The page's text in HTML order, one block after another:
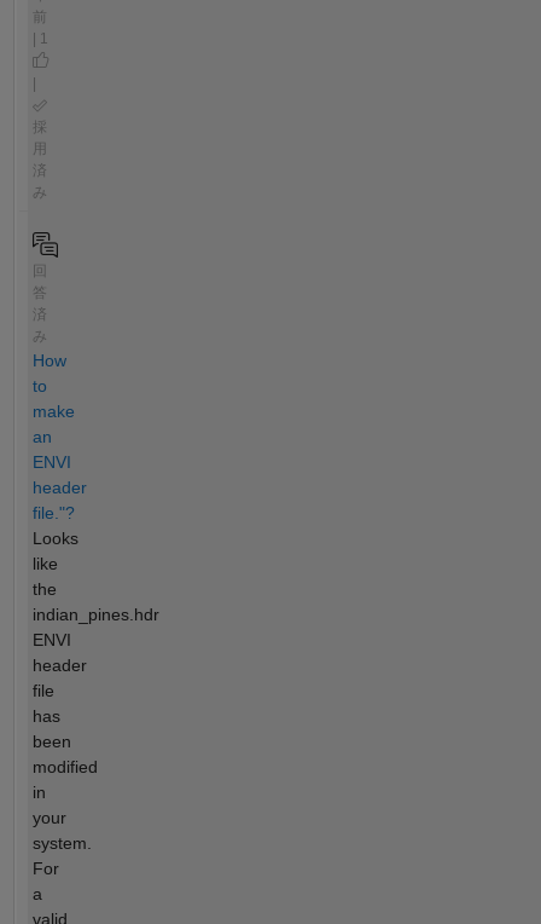
前
| 1
採
用
済
み
回
答
済
み
How
to
make
an
ENVI
header
file."?
Looks
like
the
indian_pines.hdr
ENVI
header
file
has
been
modified
in
your
system.
For
a
valid